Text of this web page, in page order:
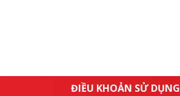
ĐIỀU KHOẢN SỬ DỤNG